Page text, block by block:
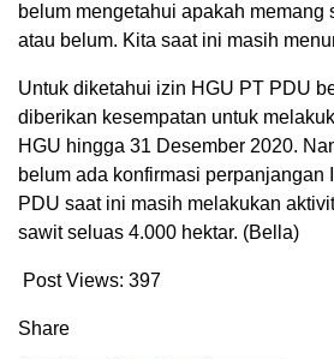
belum mengetahui apakah memang
atau belum. Kita saat ini masih
Untuk diketahui izin HGU PT PDU
diberikan kesempatan untuk
HGU hingga 31 Desember 2020.
belum ada konfirmasi perpanjangan
PDU saat ini masih melakukan
sawit seluas 4.000 hektar. (Bella)
Post Views: 397
Share